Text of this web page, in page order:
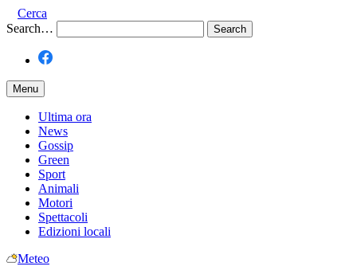
Cerca
Search…
Menu
Ultima ora
News
Gossip
Green
Sport
Animali
Motori
Spettacoli
Edizioni locali
Meteo